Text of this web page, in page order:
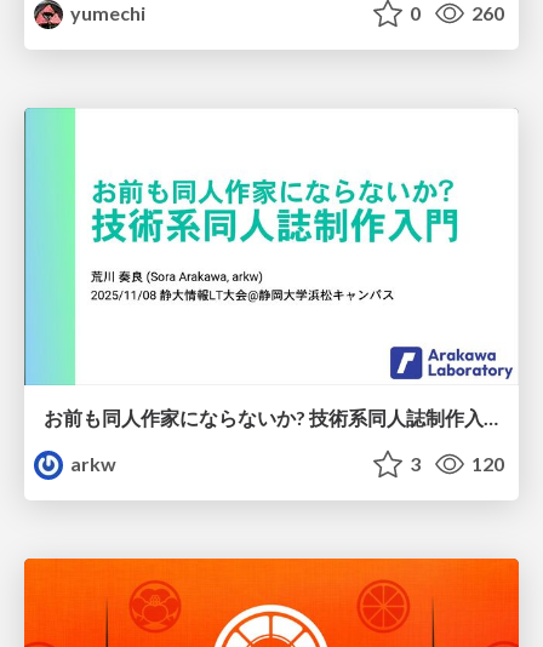
yumechi 0 260
お前も同人作家にならないか? 技術系同人誌制作入門
arkw
3 120